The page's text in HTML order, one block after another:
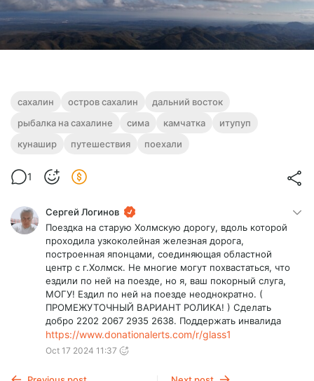
сахалин остров сахалин
дальний восток
рыбалка на сахалине
сима камчатка
итупуп
кунашир
путешествия поехали
1
Сергей Логинов
Поездка на старую Холмскую дорогу, вдоль которой
проходила узкоколейная железная дорога,
построенная японцами, соединяющая областной
центр с г.Холмск. Не многие могут похвастаться, что
ездили по ней на поезде, но я, ваш покорный слуга,
МОГУ! Ездил по ней на поезде неоднократно. (
ПРОМЕЖУТОЧНЫЙ ВАРИАНТ РОЛИКА! ) Сделать
добро 2202 2067 2935 2638. Поддержать инвалида
https://www.donationalerts.com/r/glass1
Oct 17 2024 11:37